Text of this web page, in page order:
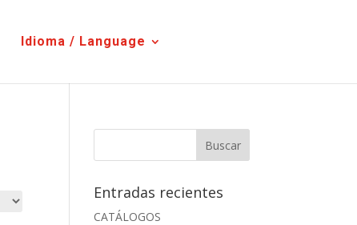
Idioma / Language
Entradas recientes
CATÁLOGOS